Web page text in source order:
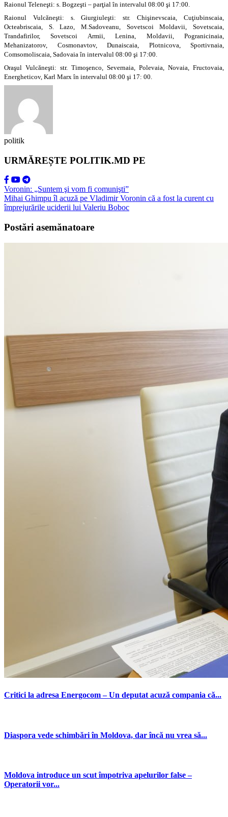
Raionul Teleneşti: s. Bogzeşti – parţial în intervalul 08:00 şi 17:00.
Raionul Vulcăneşti: s. Giurgiuleşti: str. Chişinevscaia, Cuţiubinscaia,
Octeabriscaia, S. Lazo, M.Sadoveanu, Sovetscoi Moldavii, Sovetscaia,
Trandafirilor, Sovetscoi Armii, Lenina, Moldavii, Pogranicinaia,
Mehanizatorov, Cosmonavtov, Dunaiscaia, Plotnicova, Sportivnaia,
Comsomoliscaia, Sadovaia în intervalul 08:00 şi 17:00.
Oraşul Vulcăneşti: str. Timoşenco, Severnaia, Polevaia, Novaia, Fructovaia,
Energheticov, Karl Marx în intervalul 08:00 şi 17: 00.
politik
URMĂREȘTE POLITIK.MD PE
Voronin: „Suntem şi vom fi comunişti”
Mihai Ghimpu îl acuză pe Vladimir Voronin că a fost la curent cu
împrejurările uciderii lui Valeriu Boboc
Postări asemănatoare
Critici la adresa Energocom – Un deputat acuză compania că...
Diaspora vede schimbări în Moldova, dar încă nu vrea să...
Moldova introduce un scut împotriva apelurilor false –
Operatorii vor...